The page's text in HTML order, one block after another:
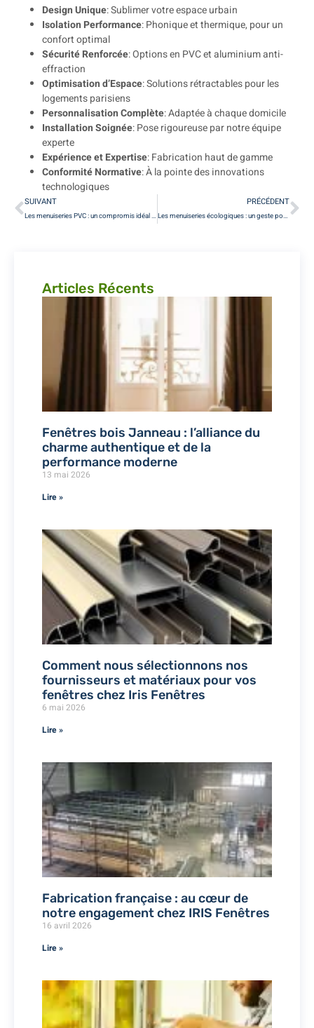
Design Unique: Sublimer votre espace urbain
Isolation Performance: Phonique et thermique, pour un
confort optimal
Sécurité Renforcée: Options en PVC et aluminium anti-
effraction
Optimisation d’Espace: Solutions rétractables pour les
logements parisiens
Personnalisation Complète: Adaptée à chaque domicile
Installation Soignée: Pose rigoureuse par notre équipe
experte
Expérience et Expertise: Fabrication haut de gamme
Conformité Normative: À la pointe des innovations
technologiques
SUIVANT
Les menuiseries PVC : un compromis idéal entre performance et prix à Paris
PRÉCÉDENT
Les menuiseries écologiques : un geste pour l’environnement à Paris
Articles Récents
Fenêtres bois Janneau : l’alliance du
charme authentique et de la
performance moderne
13 mai 2026
Lire »
Comment nous sélectionnons nos
fournisseurs et matériaux pour vos
fenêtres chez Iris Fenêtres
6 mai 2026
Lire »
Fabrication française : au cœur de
notre engagement chez IRIS Fenêtres
16 avril 2026
Lire »